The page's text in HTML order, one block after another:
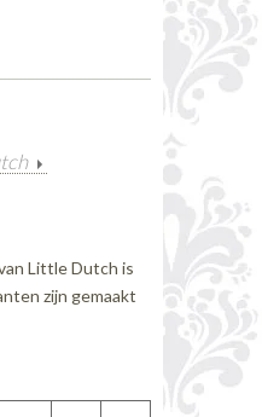
Little Dutch is
zijn gemaakt